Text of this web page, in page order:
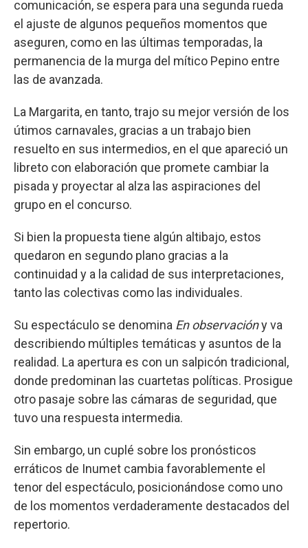
comunicación, se espera para una segunda rueda
el ajuste de algunos pequeños momentos que
aseguren, como en las últimas temporadas, la
permanencia de la murga del mítico Pepino entre
las de avanzada.
La Margarita, en tanto, trajo su mejor versión de los
útimos carnavales, gracias a un trabajo bien
resuelto en sus intermedios, en el que apareció un
libreto con elaboración que promete cambiar la
pisada y proyectar al alza las aspiraciones del
grupo en el concurso.
Si bien la propuesta tiene algún altibajo, estos
quedaron en segundo plano gracias a la
continuidad y a la calidad de sus interpretaciones,
tanto las colectivas como las individuales.
Su espectáculo se denomina En observacióny va
describiendo múltiples temáticas y asuntos de la
realidad. La apertura es con un salpicón tradicional,
donde predominan las cuartetas políticas. Prosigue
otro pasaje sobre las cámaras de seguridad, que
tuvo una respuesta intermedia.
Sin embargo, un cuplé sobre los pronósticos
erráticos de Inumet cambia favorablemente el
tenor del espectáculo, posicionándose como uno
de los momentos verdaderamente destacados del
repertorio.